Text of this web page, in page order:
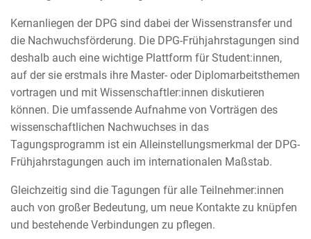
Kernanliegen der DPG sind dabei der Wissenstransfer und
die Nachwuchsförderung. Die DPG-Frühjahrstagungen sind
deshalb auch eine wichtige Plattform für Student:innen,
auf der sie erstmals ihre Master- oder Diplomarbeitsthemen
vortragen und mit Wissenschaftler:innen diskutieren
können. Die umfassende Aufnahme von Vorträgen des
wissenschaftlichen Nachwuchses in das
Tagungsprogramm ist ein Alleinstellungsmerkmal der DPG-
Frühjahrstagungen auch im internationalen Maßstab.
Gleichzeitig sind die Tagungen für alle Teilnehmer:innen
auch von großer Bedeutung, um neue Kontakte zu knüpfen
und bestehende Verbindungen zu pflegen.